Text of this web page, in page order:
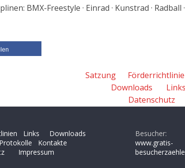
BMX-Freestyle · Einrad · Kunstrad ·
Satzung
Downloads
Links
Datenschutz
Links
Downloads
Protokolle
Kontakte
Impressum
Besucher:
www.gratis-